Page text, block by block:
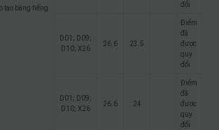
tạo bằng tiếng
đổi
D01; D09;
D10; X26
26.6 23.5
Điểm
đã
được
quy
đổi
D01; D09;
D10; X26
26.6 24
Điểm
đã
được
quy
đổi